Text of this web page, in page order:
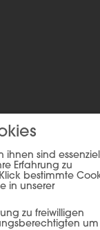
ihnen sind
Erfahrung zu
bestimmte
in unserer
zu freiwilligen
um